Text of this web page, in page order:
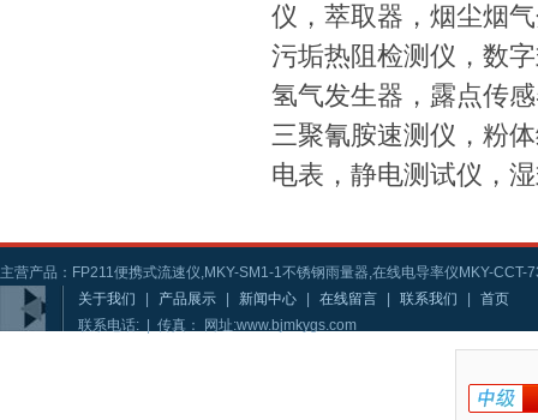
仪，萃取器，烟尘烟
污垢热阻检测仪，数
氢气发生器，露点传
三聚氰胺速测仪，粉
电表，静电测试仪，
主营产品：FP211便携式流速仪,MKY-SM1-1不锈钢雨量器,在线电导率仪MKY-CCT-
关于我们
产品展示 新闻中心 在线留言 联系我们
首页
联系电话: | 传真： 网址:www.bjmkygs.com